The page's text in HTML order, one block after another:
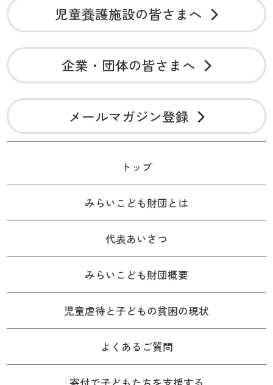
児童養護施設の皆さまへ
企業・団体の皆さまへ
メールマガジン登録
トップ
みらいこども財団とは
代表あいさつ
みらいこども財団概要
児童虐待と子どもの貧困の現状
よくあるご質問